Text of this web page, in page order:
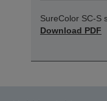
SureColor SC-S
Download PDF